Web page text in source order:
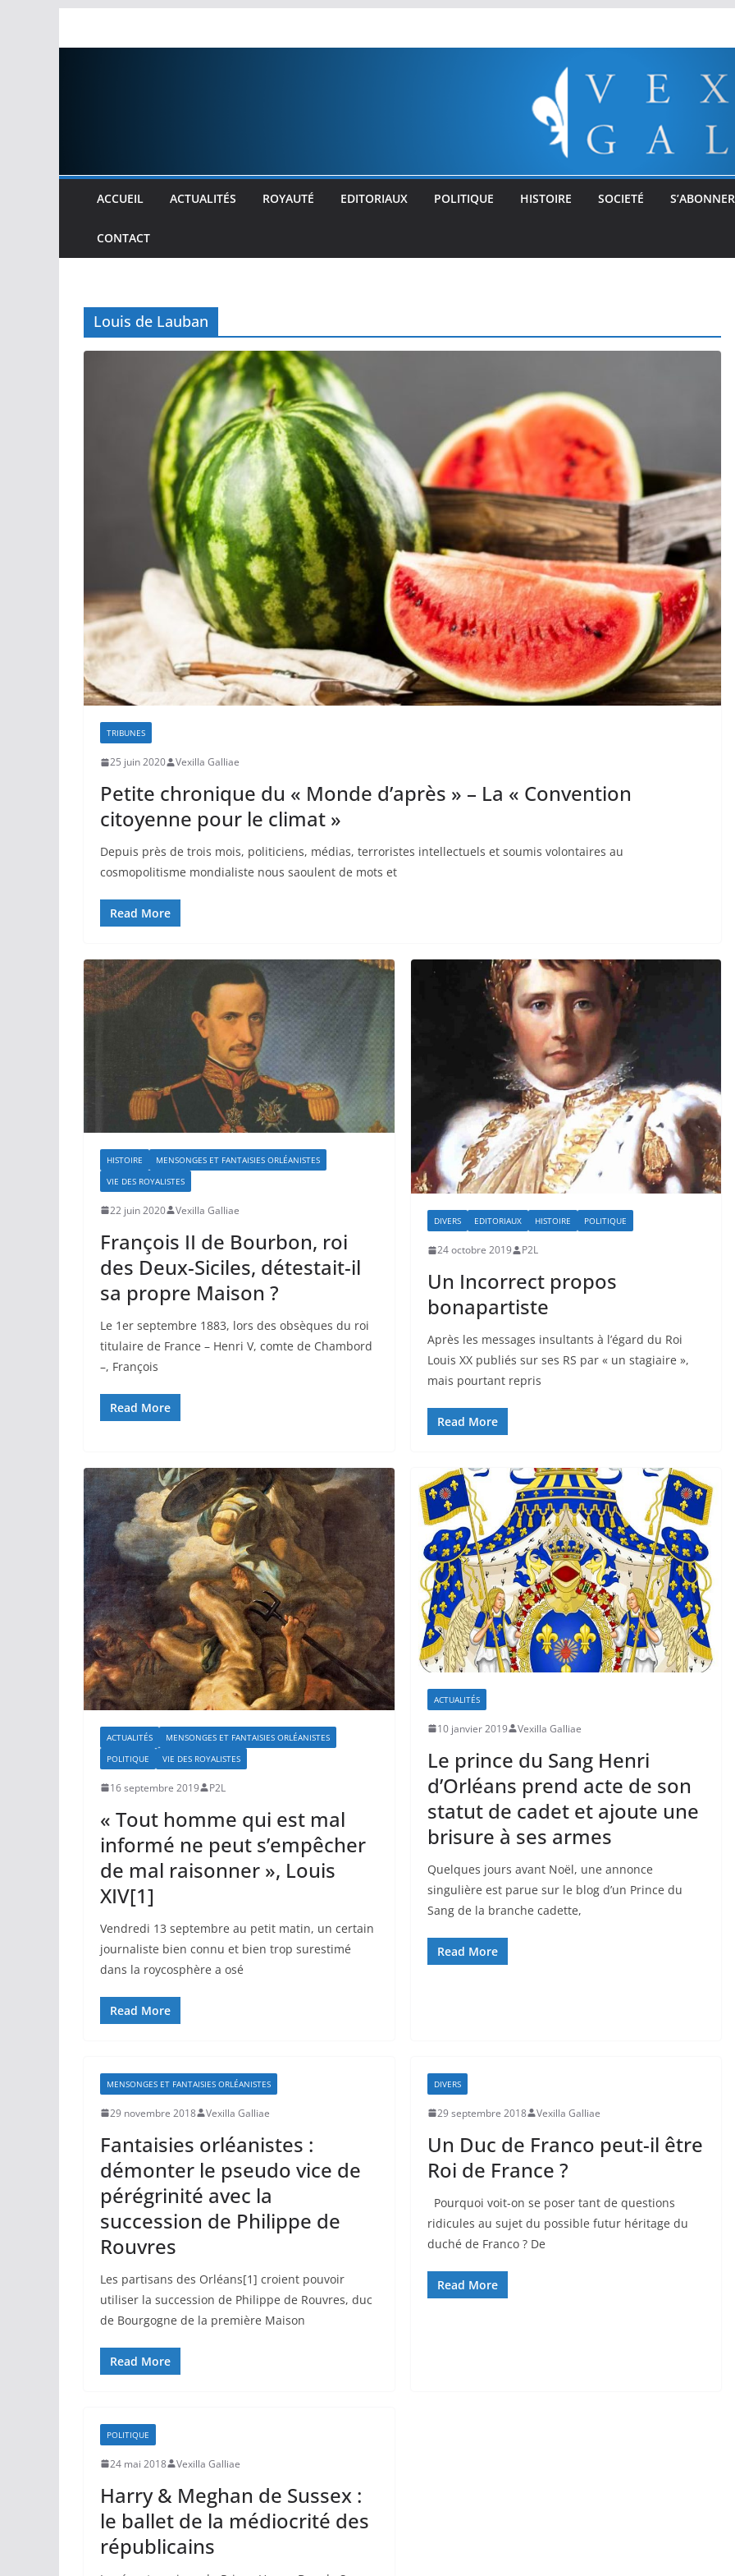
ACCUEIL ACTUALITÉS ROYAUTÉ EDITORIAUX POLITIQUE HISTOIRE SOCIETÉ
CONTACT
Louis de Lauban
TRIBUNES
25 juin 2020 Vexilla Galliae
Petite chronique du « Monde d’après » – La « Convention
citoyenne pour le climat »
Depuis près de trois mois, politiciens, médias, terroristes intellectuels et soumis volontaires au
cosmopolitisme mondialiste nous saoulent de mots et
Read More
HISTOIRE
MENSONGES ET FANTAISIES ORLÉANISTES
VIE DES ROYALISTES
22 juin 2020 Vexilla Galliae
François II de Bourbon, roi
des Deux-Siciles, détestait-il
sa propre Maison ?
Le 1er septembre 1883, lors des obsèques du roi
titulaire de France – Henri V, comte de Chambord
–, François
Read More
DIVERS EDITORIAUX HISTOIRE POLITIQUE
24 octobre 2019 P2L
Un Incorrect propos
bonapartiste
Après les messages insultants à l’égard du Roi
Louis XX publiés sur ses RS par « un stagiaire »,
mais pourtant repris
Read More
ACTUALITÉS
MENSONGES ET FANTAISIES ORLÉANISTES
POLITIQUE
VIE DES ROYALISTES
16 septembre 2019 P2L
« Tout homme qui est mal
informé ne peut s’empêcher
de mal raisonner », Louis
XIV[1]
Vendredi 13 septembre au petit matin, un certain
journaliste bien connu et bien trop surestimé
dans la roycosphère a osé
Read More
ACTUALITÉS
10 janvier 2019 Vexilla Galliae
Le prince du Sang Henri
d’Orléans prend acte de son
statut de cadet et ajoute une
brisure à ses armes
Quelques jours avant Noël, une annonce
singulière est parue sur le blog d’un Prince du
Sang de la branche cadette,
Read More
MENSONGES ET FANTAISIES ORLÉANISTES
29 novembre 2018 Vexilla Galliae
Fantaisies orléanistes :
démonter le pseudo vice de
pérégrinité avec la
succession de Philippe de
Rouvres
Les partisans des Orléans[1] croient pouvoir
utiliser la succession de Philippe de Rouvres, duc
de Bourgogne de la première Maison
Read More
DIVERS
29 septembre 2018 Vexilla Galliae
Un Duc de Franco peut-il être
Roi de France ?
Pourquoi voit-on se poser tant de questions
ridicules au sujet du possible futur héritage du
duché de Franco ? De
Read More
POLITIQUE
24 mai 2018 Vexilla Galliae
Harry & Meghan de Sussex :
le ballet de la médiocrité des
républicains